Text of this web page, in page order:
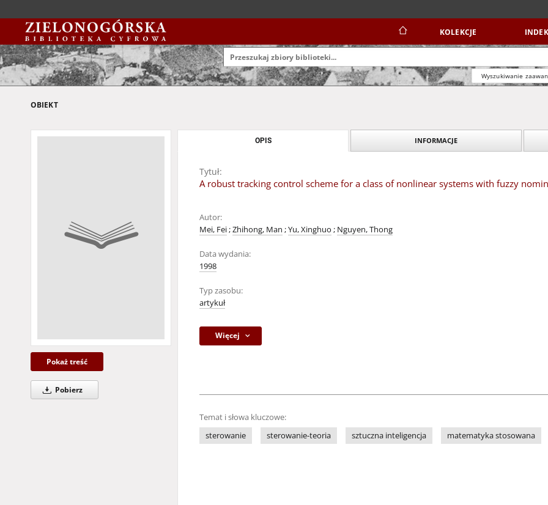
KOLEKCJE
Wyszukiwanie
OBIEKT
Pokaż treść
Pobierz
OPIS INFORMACJE
Tytuł:
A robust tracking control scheme for a class of nonlinear systems with fuzzy
Autor:
Mei, Fei;Zhihong, Man ;Yu, Xinghuo ; Nguyen, Thong
Data wydania:
1998
Typ zasobu:
artykuł
Więcej
Temat i słowa kluczowe:
sterowanie
sterowanie-teoria sztuczna inteligencja matematyka stosowana